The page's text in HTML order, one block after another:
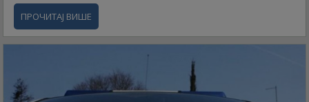
ПРОЧИТАЈ ВИШЕ